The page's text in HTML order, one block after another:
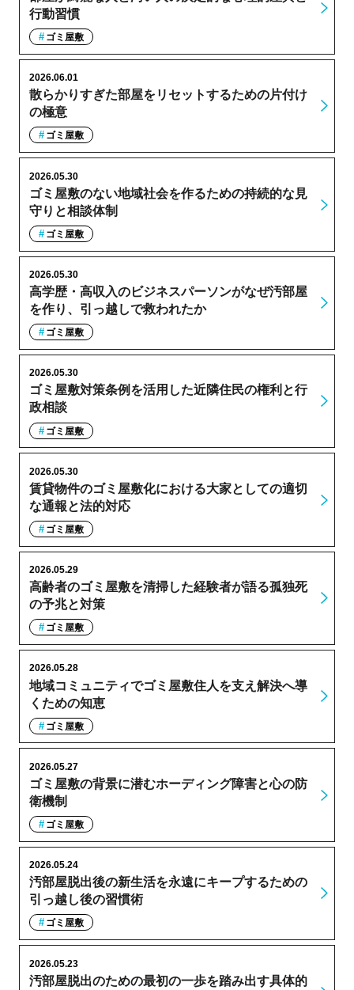
行動習慣
ゴミ屋敷
散らかりすぎた部屋をリセットするための片付け
の極意
2026.06.01
ゴミ屋敷
ゴミ屋敷のない地域社会を作るための持続的な見
守りと相談体制
2026.05.30
ゴミ屋敷
高学歴・高収入のビジネスパーソンがなぜ汚部屋
を作り、引っ越しで救われたか
2026.05.30
ゴミ屋敷
ゴミ屋敷対策条例を活用した近隣住民の権利と行
政相談
2026.05.30
ゴミ屋敷
賃貸物件のゴミ屋敷化における大家としての適切
な通報と法的対応
2026.05.30
ゴミ屋敷
高齢者のゴミ屋敷を清掃した経験者が語る孤独死
の予兆と対策
2026.05.29
ゴミ屋敷
地域コミュニティでゴミ屋敷住人を支え解決へ導
くための知恵
2026.05.28
ゴミ屋敷
ゴミ屋敷の背景に潜むホーディング障害と心の防
衛機制
2026.05.27
ゴミ屋敷
汚部屋脱出後の新生活を永遠にキープするための
引っ越し後の習慣術
2026.05.24
ゴミ屋敷
汚部屋脱出のための最初の一歩を踏み出す具体的
2026.05.23